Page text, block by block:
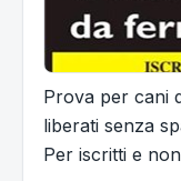
Prova per cani
liberati senza
Per iscritti e